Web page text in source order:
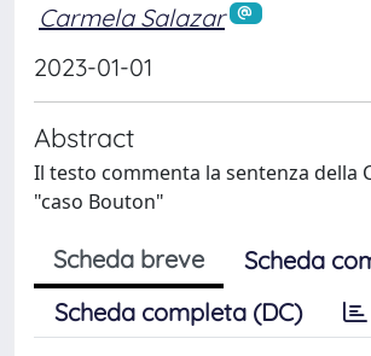
Carmela Salazar
2023-01-01
Abstract
Il testo commenta la sentenza della
"caso Bouton"
Scheda breve
Scheda
Scheda completa (DC)